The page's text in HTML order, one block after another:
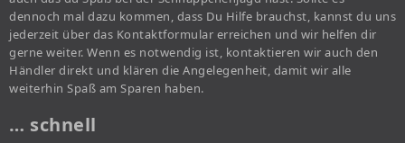
dennoch mal dazu kommen, dass Du Hilfe brauchst, kannst du uns
jederzeit über das Kontaktformular erreichen und wir helfen dir
gerne weiter. Wenn es notwendig ist, kontaktieren wir auch den
Händler direkt und klären die Angelegenheit, damit wir alle
weiterhin Spaß am Sparen haben.
… schnell